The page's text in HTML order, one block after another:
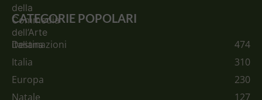
CATEGORIE POPOLARI
Destinazioni
474
Italia
310
Europa
230
Natale
127